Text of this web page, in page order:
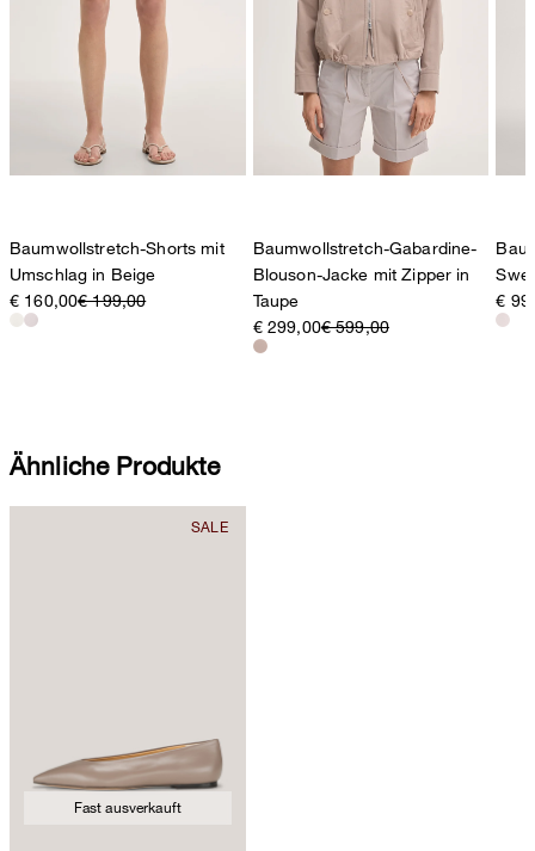
Sonnenwiesenstrasse 21
8280 Kreuzlingen
Baumwollstretch-Shorts mit
Umschlag in Beige
€ 160,00€ 199,00
Baumwollstretch-Gabardine-
Blouson-Jacke mit Zipper in
Taupe
€ 299,00€ 599,00
€
Ähnliche Produkte
Fast ausverkauft